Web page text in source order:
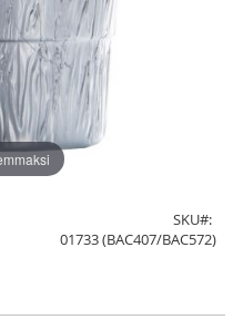
SKU
01733 (BAC407/BAC572)